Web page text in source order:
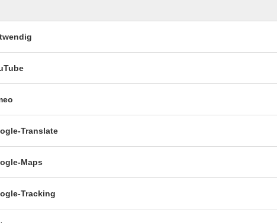
der Information VHS Esslingen Mettinger Str.
Homepage
Kompaktkursen, Intensivkursen,
Unterrichtstagen muss der Rücktritt mindestens
Translate
Maps
Tracking